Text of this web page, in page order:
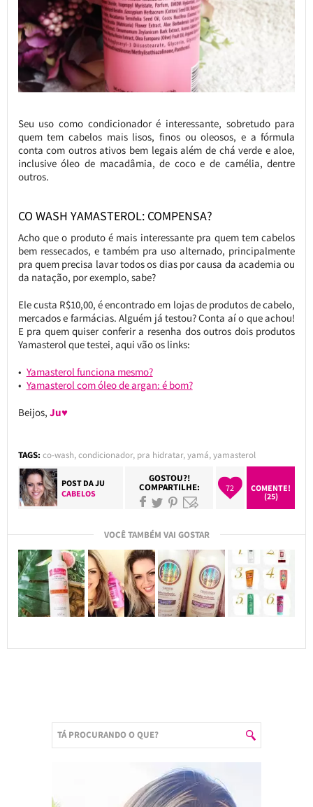
Seu uso como condicionador é interessante, sobretudo para
quem tem cabelos mais lisos, finos ou oleosos, e a fórmula
conta com outros ativos bem legais além de chá verde e aloe,
inclusive óleo de macadâmia, de coco e de camélia, dentre
outros.
CO WASH YAMASTEROL: COMPENSA?
Acho que o produto é mais interessante pra quem tem cabelos
bem ressecados, e também pra uso alternado, principalmente
pra quem precisa lavar todos os dias por causa da academia ou
da natação, por exemplo, sabe?
Ele custa R$10,00, é encontrado em lojas de produtos de cabelo,
mercados e farmácias. Alguém já testou? Conta aí o que achou!
E pra quem quiser conferir a resenha dos outros dois produtos
Yamasterol que testei, aqui vão os links:
Yamasterol funciona mesmo?
Yamasterol com óleo de argan: é bom?
Beijos, Ju♥
TAGS: co-wash,condicionador, pra hidratar,yamá,yamasterol
POST DAJU
CABELOS
GOSTOU?!
COMPARTILHE: 72
COMENTE!
(25)
VOCÊ TAMBÉM VAI GOSTAR